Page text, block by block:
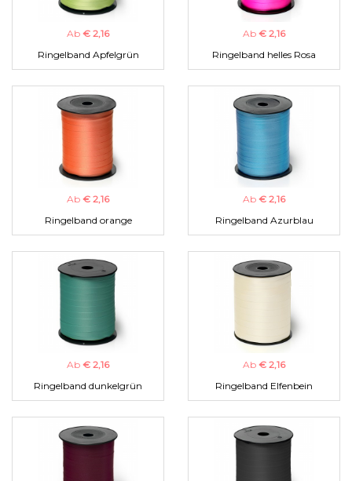
Ab € 2,16
Ringelband Apfelgrün
Ab € 2,16
Ringelband helles Rosa
Ab € 2,16
Ringelband orange
Ab € 2,16
Ringelband Azurblau
Ab € 2,16
Ringelband dunkelgrün
Ab € 2,16
Ringelband Elfenbein